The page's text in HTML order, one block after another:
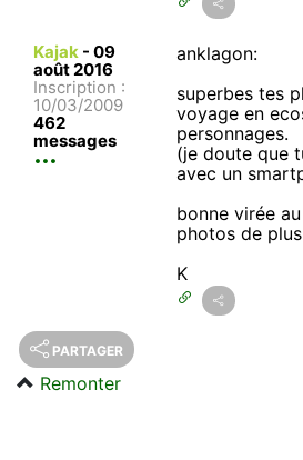
Kajak - 09
août 2016
Inscription :
10/03/2009
462
messages
anklagon:
superbes tes
voyage en
personnages.
(je doute que
avec un
bonne virée
photos de
K
PARTAGER
Remonter